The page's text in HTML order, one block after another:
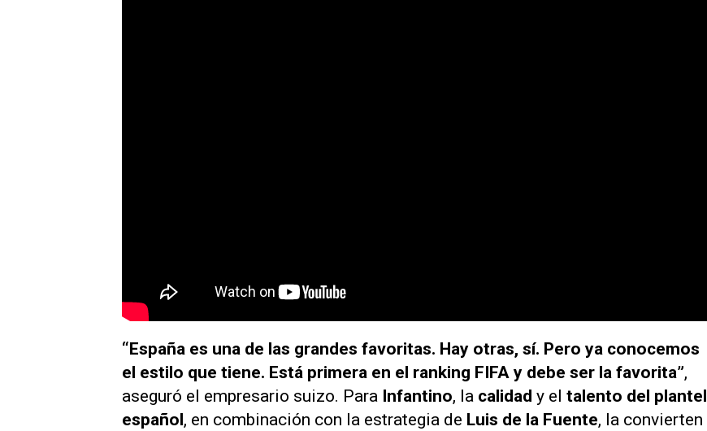
“España es una de las grandes favoritas. Hay otras, sí. Pero ya conocemos
el estilo que tiene. Está primera en el ranking FIFA y debe ser la favorita”,
aseguró el empresario suizo. Para Infantino, la calidad y el talento del plantel
español, en combinación con la estrategia de Luis de la Fuente, la convierten